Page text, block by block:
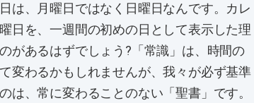
は、月曜日ではなく日曜日なんです。カレ
日を、一週間の初めの日として表示した理
があるはずでしょう?「常識」は、時間の
変わるかもしれませんが、我々が必ず基準
は、常に変わることのない「聖書」です。